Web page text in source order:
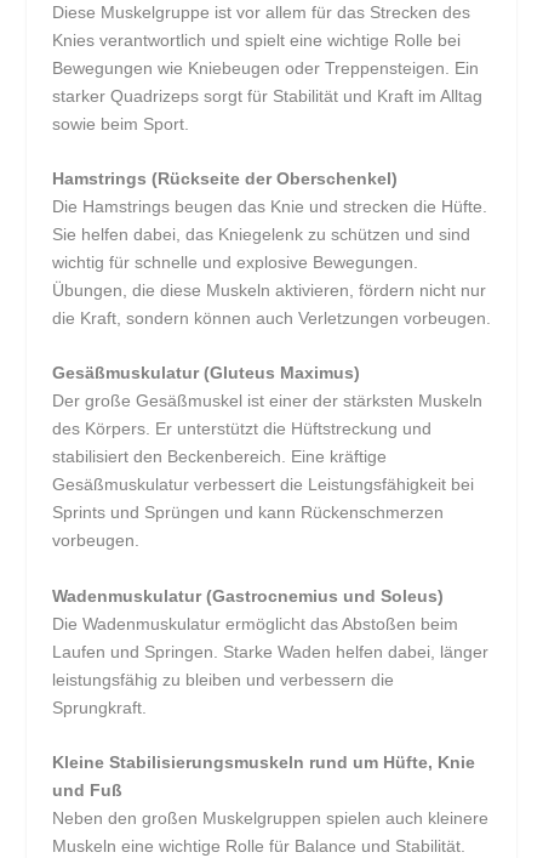
Diese Muskelgruppe ist vor allem für das Strecken des
Knies verantwortlich und spielt eine wichtige Rolle bei
Bewegungen wie Kniebeugen oder Treppensteigen. Ein
starker Quadrizeps sorgt für Stabilität und Kraft im Alltag
sowie beim Sport.
Hamstrings (Rückseite der Oberschenkel)
Die Hamstrings beugen das Knie und strecken die Hüfte.
Sie helfen dabei, das Kniegelenk zu schützen und sind
wichtig für schnelle und explosive Bewegungen.
Übungen, die diese Muskeln aktivieren, fördern nicht nur
die Kraft, sondern können auch Verletzungen vorbeugen.
Gesäßmuskulatur (Gluteus Maximus)
Der große Gesäßmuskel ist einer der stärksten Muskeln
des Körpers. Er unterstützt die Hüftstreckung und
stabilisiert den Beckenbereich. Eine kräftige
Gesäßmuskulatur verbessert die Leistungsfähigkeit bei
Sprints und Sprüngen und kann Rückenschmerzen
vorbeugen.
Wadenmuskulatur (Gastrocnemius und Soleus)
Die Wadenmuskulatur ermöglicht das Abstoßen beim
Laufen und Springen. Starke Waden helfen dabei, länger
leistungsfähig zu bleiben und verbessern die
Sprungkraft.
Kleine Stabilisierungsmuskeln rund um Hüfte, Knie
und Fuß
Neben den großen Muskelgruppen spielen auch kleinere
Muskeln eine wichtige Rolle für Balance und Stabilität.